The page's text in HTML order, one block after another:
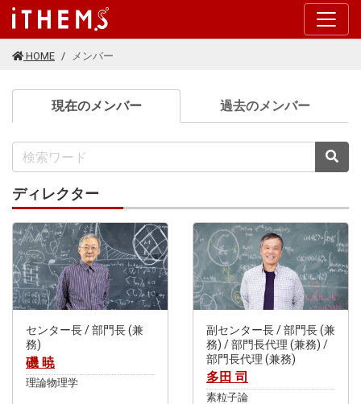
このページの本文に移動する
HOME メンバー
現在のメンバー(current) 過去のメンバー
ディレクター
センター長 / 部門長 (兼
務)
磯 暁
理論物理学
副センター長 / 部門長 (兼
務) / 部門長代理 (兼務) /
部門長代理 (兼務)
多田 司
素粒子論